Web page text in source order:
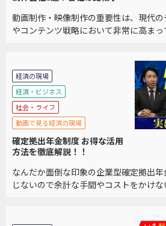
動画制作・映像制作の重要性は、現代
やコンテンツ戦略において非常に高ま
経済の現場
経済・ビジネス
社会・ライフ
動画で見る経済の現場
確定拠出年金制度 お得な活用
方法を徹底解説！！
なんだか面倒な印象の企業型確定拠出
じないので余計な手間やコストをかけ